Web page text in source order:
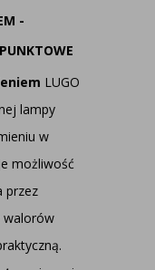
-
LUGO
lampy
w
możliwość
przez
walorów